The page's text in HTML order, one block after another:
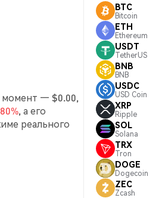
момент — $0.00,
, а его
реального
BTC
Bitcoin
ETH
Ethereum
USDT
TetherUS
BNB
BNB
USDC
USD Coin
XRP
Ripple
SOL
Solana
TRX
Tron
DOGE
Dogecoin
ZEC
Zcash